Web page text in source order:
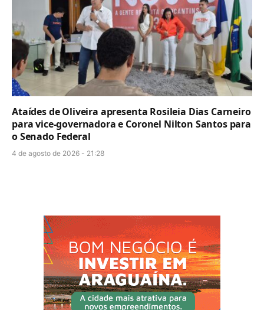
Ataídes de Oliveira apresenta Rosileia Dias Carneiro
para vice-governadora e Coronel Nilton Santos para
o Senado Federal
4 de agosto de 2026 - 21:28